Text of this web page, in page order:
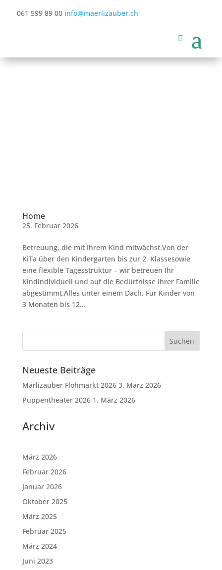
061 599 89 00 info@maerlizauber.ch
Home
25. Februar 2026
Betreuung, die mit Ihrem Kind mitwächst.Von der
KiTa über den Kindergarten bis zur 2. Klassesowie
eine flexible Tagesstruktur – wir betreuen Ihr
Kindindividuell und auf die Bedürfnisse Ihrer Familie
abgestimmt.Alles unter einem Dach. Für Kinder von
3 Monaten bis 12...
Neueste Beiträge
Märlizauber Flohmarkt 2026 3. März 2026
Puppentheater 2026 1. März 2026
Archiv
März 2026
Februar 2026
Januar 2026
Oktober 2025
März 2025
Februar 2025
März 2024
Juni 2023